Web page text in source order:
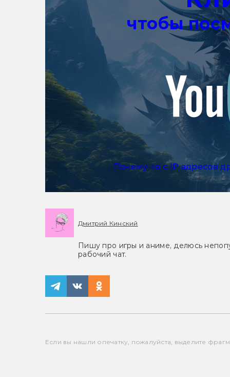
чтобы
Почему-то с IP адресов
Дмитрий Кинский
Пишу про игры и аниме, делюсь
рабочий чат.
Если вы нашли опечатку, пожалуйста, выделите